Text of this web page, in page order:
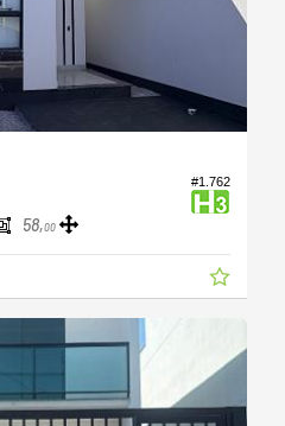
#1.762
58,00